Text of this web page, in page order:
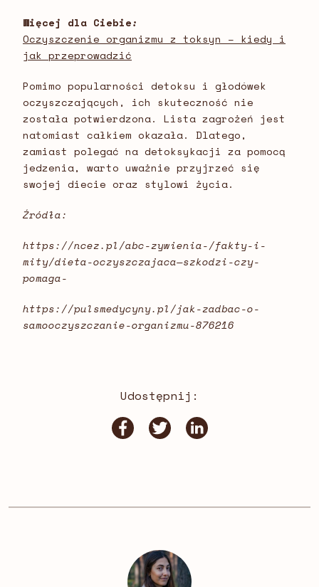
Więcej dla Ciebie:
Oczyszczenie organizmu z toksyn – kiedy i
jak przeprowadzić
Pomimo popularności detoksu i głodówek
oczyszczających, ich skuteczność nie
została potwierdzona. Lista zagrożeń jest
natomiast całkiem okazała. Dlatego,
zamiast polegać na detoksykacji za pomocą
jedzenia, warto uważnie przyjrzeć się
swojej diecie oraz stylowi życia.
Źródła:
https://ncez.pl/abc-zywienia-/fakty-i-
mity/dieta-oczyszczajaca—szkodzi-czy-
pomaga-
https://pulsmedycyny.pl/jak-zadbac-o-
samooczyszczanie-organizmu-876216
Udostępnij: